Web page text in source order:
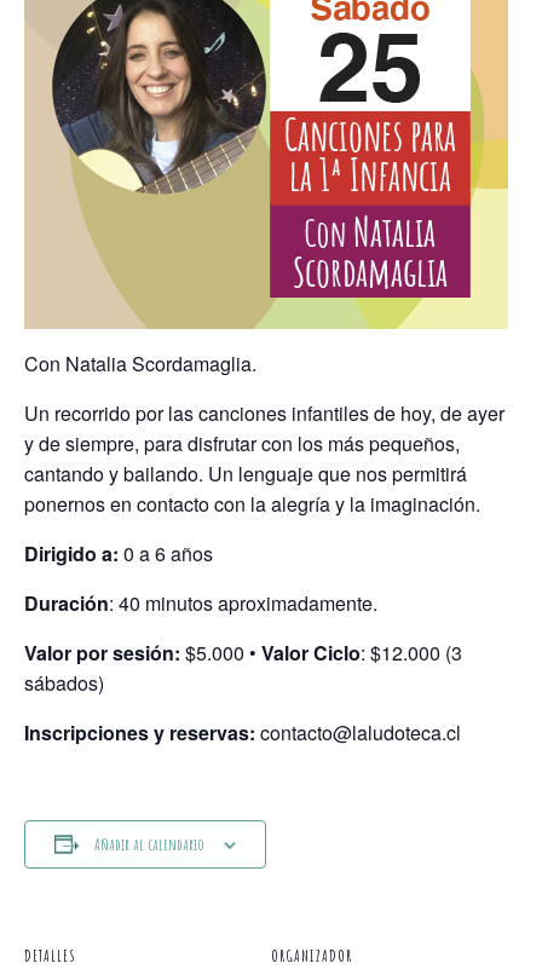
Con Natalia Scordamaglia.
Un recorrido por las canciones infantiles de hoy, de ayer
y de siempre, para disfrutar con los más pequeños,
cantando y bailando. Un lenguaje que nos permitirá
ponernos en contacto con la alegría y la imaginación.
Dirigido a: 0 a 6 años
Duración: 40 minutos aproximadamente.
Valor por sesión: $5.000 • Valor Ciclo: $12.000 (3
sábados)
Inscripciones y reservas: contacto@laludoteca.cl
Añadir al calendario
DETALLES ORGANIZADOR